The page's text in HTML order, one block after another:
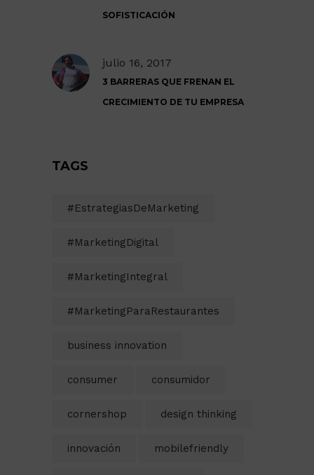
SOFISTICACIÓN
julio 16, 2017
3 BARRERAS QUE FRENAN EL
CRECIMIENTO DE TU EMPRESA
TAGS
#EstrategiasDeMarketing
#MarketingDigital
#MarketingIntegral
#MarketingParaRestaurantes
business innovation
consumer consumidor
cornershop design thinking
innovación mobilefriendly